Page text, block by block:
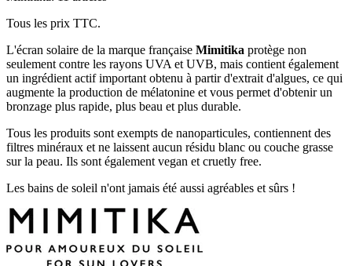
Tous les prix TTC.
L'écran solaire de la marque française Mimitika protège non
seulement contre les rayons UVA et UVB, mais contient également
un ingrédient actif important obtenu à partir d'extrait d'algues, ce qui
augmente la production de mélatonine et vous permet d'obtenir un
bronzage plus rapide, plus beau et plus durable.
Tous les produits sont exempts de nanoparticules, contiennent des
filtres minéraux et ne laissent aucun résidu blanc ou couche grasse
sur la peau. Ils sont également vegan et cruetly free.
Les bains de soleil n'ont jamais été aussi agréables et sûrs !